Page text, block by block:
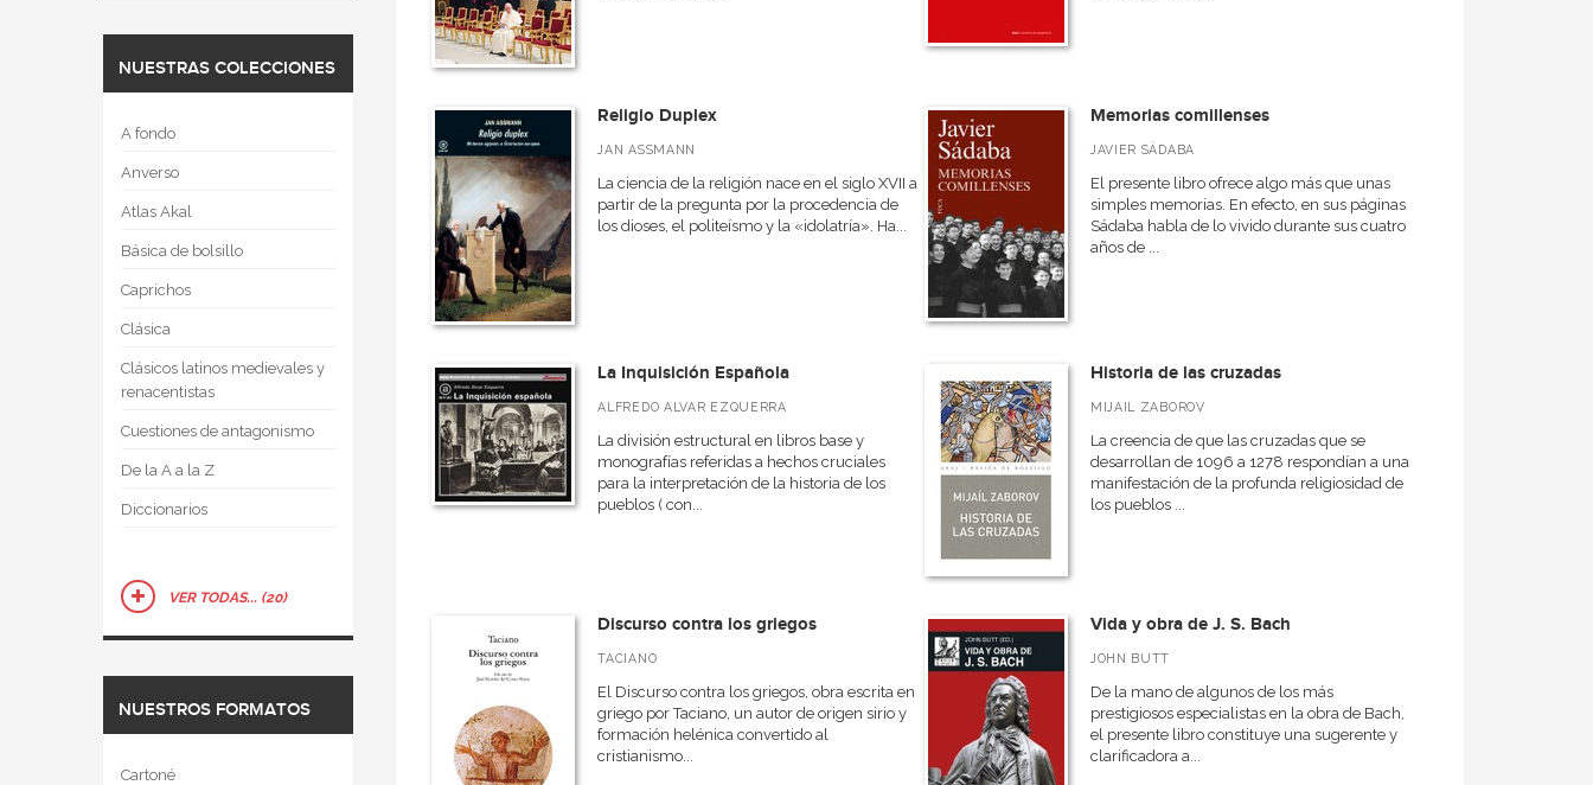
NUESTRAS COLECCIONES
A fondo
Anverso
Atlas Akal
Básica de bolsillo
Caprichos
Clásica
Clásicos latinos medievales y
renacentistas
Cuestiones de antagonismo
De la A a la Z
Diccionarios
VER TODAS... (20)
NUESTROS FORMATOS
Cartoné
Religio Duplex
JAN ASSMANN
La ciencia de la religión nace en el siglo XVII a
partir de la pregunta por la procedencia de
los dioses, el politeísmo y la «idolatría». Ha...
Memorias comillenses
JAVIER SÁDABA
El presente libro ofrece algo más que unas
simples memorias. En efecto, en sus páginas
Sádaba habla de lo vivido durante sus cuatro
años de ...
La Inquisición Española
ALFREDO ALVAR EZQUERRA
La división estructural en libros base y
monografías referidas a hechos cruciales
para la interpretación de la historia de los
pueblos ( con...
Historia de las cruzadas
MIJAIL ZABOROV
La creencia de que las cruzadas que se
desarrollan de 1096 a 1278 respondían a una
manifestación de la profunda religiosidad de
los pueblos ...
Discurso contra los griegos
TACIANO
El Discurso contra los griegos, obra escrita en
griego por Taciano, un autor de origen sirio y
formación helénica convertido al
cristianismo...
Vida y obra de J. S. Bach
JOHN BUTT
De la mano de algunos de los más
prestigiosos especialistas en la obra de Bach,
el presente libro constituye una sugerente y
clarificadora a...